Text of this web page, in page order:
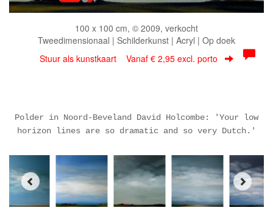
100 x 100 cm, © 2009, verkocht
Tweedimensionaal | Schilderkunst | Acryl | Op doek
Stuur als kunstkaart Vanaf € 2,95 excl. porto
Polder in Noord-Beveland David Holcombe: 'Your low
horizon lines are so dramatic and so very Dutch.'